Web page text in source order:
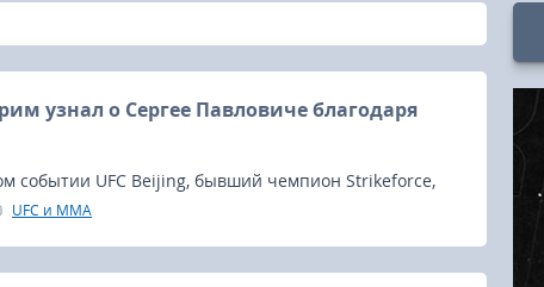
узнал о Сергее Павловиче благодаря
событии UFC Beijing, бывший чемпион Strikeforce,
весе Алистар Оверим вернется в
UFC и MMA